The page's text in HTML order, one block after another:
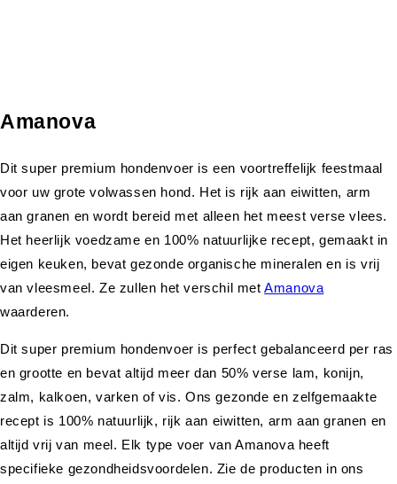
Amanova
Dit super premium hondenvoer is een voortreffelijk feestmaal
voor uw grote volwassen hond. Het is rijk aan eiwitten, arm
aan granen en wordt bereid met alleen het meest verse vlees.
Het heerlijk voedzame en 100% natuurlijke recept, gemaakt in
eigen keuken, bevat gezonde organische mineralen en is vrij
van vleesmeel. Ze zullen het verschil metAmanova
waarderen.
Dit super premium hondenvoer is perfect gebalanceerd per ras
en grootte en bevat altijd meer dan 50% verse lam, konijn,
zalm, kalkoen, varken of vis. Ons gezonde en zelfgemaakte
recept is 100% natuurlijk, rijk aan eiwitten, arm aan granen en
altijd vrij van meel. Elk type voer van Amanova heeft
specifieke gezondheidsvoordelen. Zie de producten in ons